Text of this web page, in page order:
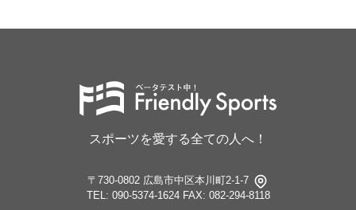
スポーツを愛する全ての人へ！
〒730-0802 広島市中区本川町2-1-7
TEL: 090-5374-1624 FAX: 082-294-8118